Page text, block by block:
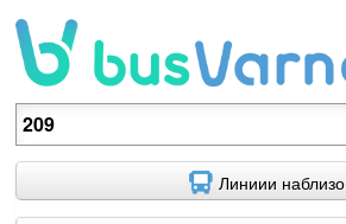
Потърсете спирка или линия.
Линиии наблизо